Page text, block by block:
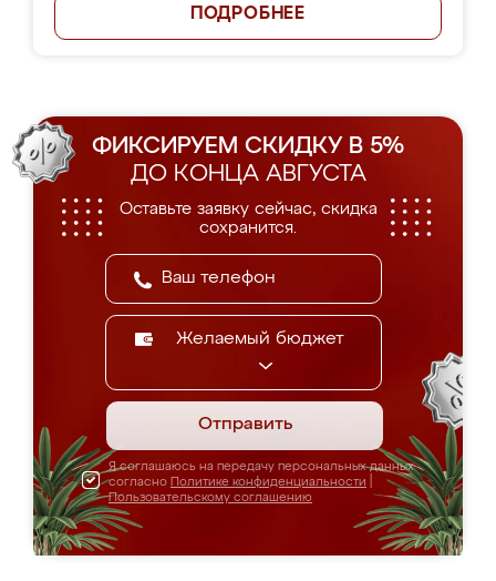
ПОДРОБНЕЕ
ФИКСИРУЕМ СКИДКУ В 5%
ДО КОНЦА АВГУСТА
Оставьте заявку сейчас, скидка
сохранится.
Желаемый бюджет
Отправить
Я соглашаюсь на передачу персональных данных
согласно Политике конфиденциальности
Пользовательскому соглашению